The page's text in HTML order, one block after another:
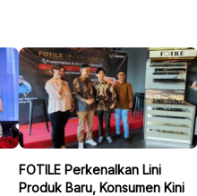
FOTILE Perkenalkan Lini
Produk Baru, Konsumen Kini